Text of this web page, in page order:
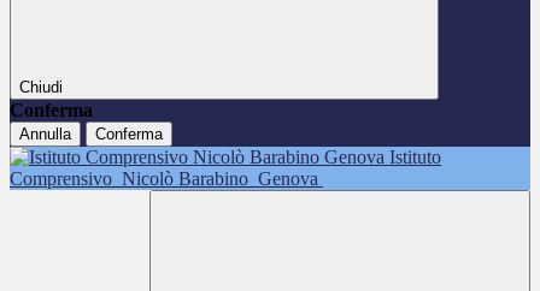
Chiudi
Conferma
Annulla Conferma
Istituto
Comprensivo Nicolò Barabino Genova